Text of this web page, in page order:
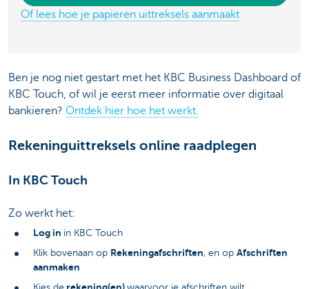
Of lees hoe je papieren uittreksels aanmaakt
Ben je nog niet gestart met het KBC Business Dashboard of
KBC Touch, of wil je eerst meer informatie over digitaal
bankieren? Ontdek hier hoe het werkt.
Rekeninguittreksels online raadplegen
In KBC Touch
Zo werkt het:
Log in in KBC Touch
Klik bovenaan op Rekeningafschriften, en op Afschriften
aanmaken